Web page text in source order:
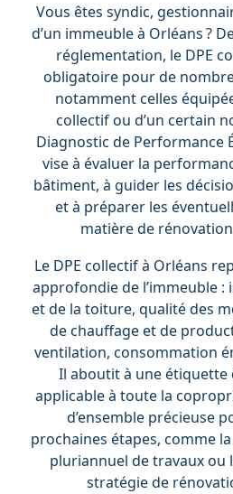
Vous êtes syndic,
d’un immeuble à Orléans ?
réglementation, le DPE
obligatoire pour de
notamment celles
collectif ou d’un certain
Diagnostic de Performance
vise à évaluer la
bâtiment, à guider les
et à préparer les
matière de
Le DPE collectif à Orléans
approfondie de l’immeuble :
et de la toiture, qualité des
de chauffage et de
ventilation, consommation
Il aboutit à une étiquette
applicable à toute la
d’ensemble précieuse
prochaines étapes, comme
pluriannuel de travaux ou
stratégie de